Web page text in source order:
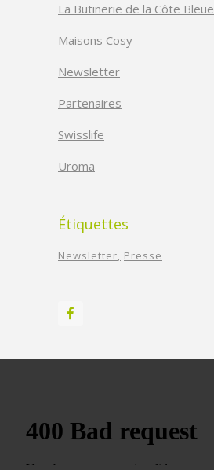
La Butinerie de la Côte Bleue
Maisons Cosy
Newsletter
Partenaires
Swisslife
Uroma
Étiquettes
Newsletter Presse